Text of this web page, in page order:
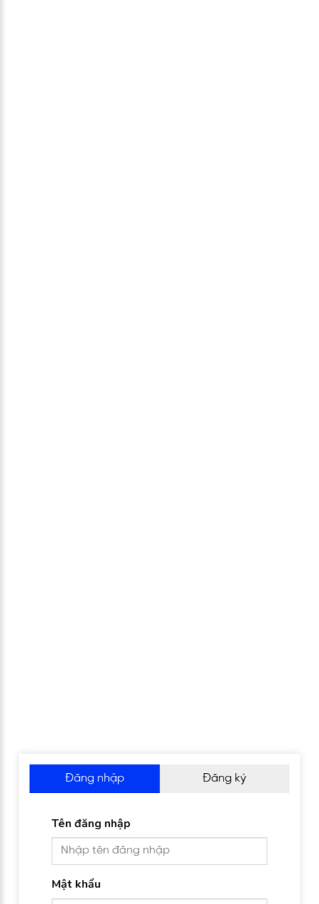
Đăng nhập Đăng ký
Tên đăng nhập
Mật khẩu